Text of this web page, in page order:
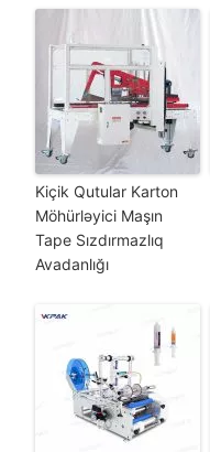
Kiçik Qutular Karton
Möhürləyici Maşın
Tape Sızdırmazlıq
Avadanlığı